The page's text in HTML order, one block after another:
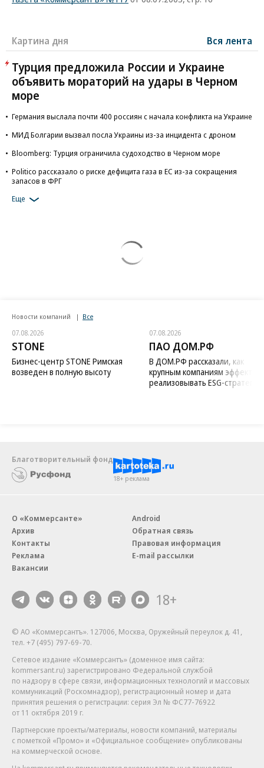
Картина дня Вся лента
Турция предложила России и Украине
объявить мораторий на удары в Черном
море
Германия выслала почти 400 россиян с начала конфликта на Украине
МИД Болгарии вызвал посла Украины из-за инцидента с дроном
Bloomberg: Турция ограничила судоходство в Черном море
Politico рассказало о риске дефицита газа в ЕС из-за сокращения
запасов в ФРГ
Еще
Новости компаний Все
07.08.2026
STONE
Бизнес-центр STONE Римская
возведен в полную высоту
07.08.2026
ПАО ДОМ.РФ
В ДОМ.РФ рассказали, как
крупным компаниям
реализовывать ESG-стратегию
Благотворительный фонд
18+ реклама
О «Коммерсанте»
Архив
Контакты
Реклама
Вакансии
Android
Обратная связь
Правовая информация
E-mail рассылки
18+
© АО «Коммерсантъ». 127006, Москва, Оружейный переулок д. 41,
тел. +7 (495) 797-69-70.
Сетевое издание «Коммерсантъ» (доменное имя сайта:
kommersant.ru) зарегистрировано Федеральной службой
по надзору в сфере связи, информационных технологий и массовых
коммуникаций (Роскомнадзор), регистрационный номер и дата
принятия решения о регистрации: серия Эл № ФС77-76922
от 11 октября 2019 г.
Партнерские проекты/материалы, новости компаний, материалы
с пометкой «Промо» и «Официальное сообщение» опубликованы
на коммерческой основе.